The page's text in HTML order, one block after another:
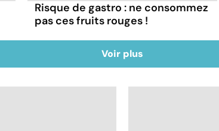
Risque de gastro : ne consommez
pas ces fruits rouges !
Voir plus